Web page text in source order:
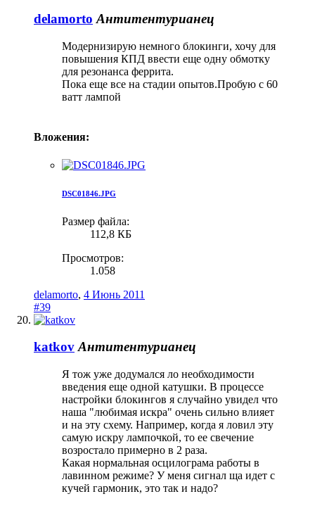
delamorto Антитентурианец
Модернизирую немного блокинги, хочу для
повышения КПД ввести еще одну обмотку
для резонанса феррита.
Пока еще все на стадии опытов.Пробую с 60
ватт лампой
Вложения:
DSC01846.JPG
Размер файла:
112,8 КБ
Просмотров:
1.058
delamorto, 4 Июнь 2011
#39
katkov Антитентурианец
Я тож уже додумался ло необходимости
введения еще одной катушки. В процессе
настройки блокингов я случайно увидел что
наша "любимая искра" очень сильно влияет
и на эту схему. Например, когда я ловил эту
самую искру лампочкой, то ее свечение
возростало примерно в 2 раза.
Какая нормальная осцилограма работы в
лавинном режиме? У меня сигнал ща идет с
кучей гармоник, это так и надо?